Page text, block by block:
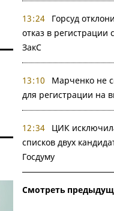
13:24
Горсуд
отказ в
ЗакС
13:10
Марченко не
для регистрации на
12:34
ЦИК
списков двух
Госдуму
Смотреть